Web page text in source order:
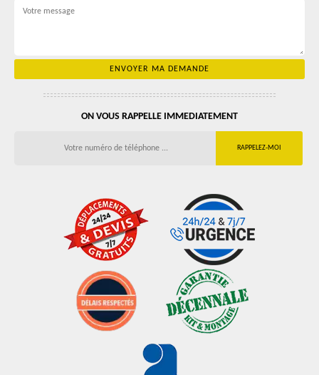
ON VOUS RAPPELLE IMMEDIATEMENT